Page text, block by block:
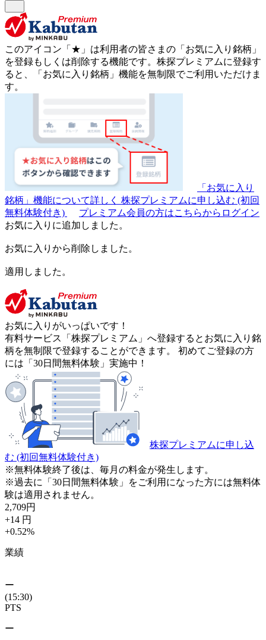
このアイコン 「★」 は利用者の皆さまの 「お気に入り銘柄」
を登録もしくは削除する機能です。 株探プレミアムに登録す
ると、「お気に入り銘柄」機能を無制限でご利用いただけま
す。
「お気に入り
銘柄」機能について詳しく 株探プレミアムに申し込む (初回
無料体験付き)
プレミアム会員の方はこちらからログイン
お気に入りに追加しました。
お気に入りから削除しました。
適用しました。
お気に入りがいっぱいです！
有料サービス「株探プレミアム」へ登録するとお気に入り銘
柄を無制限で登録することができます。 初めてご登録の方
には「30日間無料体験」実施中！
株探プレミアムに申し込
む (初回無料体験付き)
※無料体験終了後は、毎月の料金が発生します。
※過去に「30日間無料体験」をご利用になった方には無料体
験は適用されません。
2,709円
+14 円
+0.52%
業績
ー
(15:30)
PTS
ー